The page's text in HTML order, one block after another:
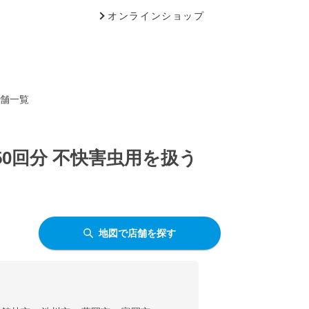
オンラインショップ
一覧
分 不快害虫用を扱う
地図で店舗を探す